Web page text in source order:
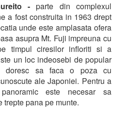
-parte din complexul
a fost construita in 1963 drept
unde este amplasata ofera
asupra Mt. Fuji impreuna cu
timpul ciresilor infloriti si a
un loc indeosebi de popular
doresc sa faca o poza cu
ale Japoniei. Pentru a
este necesar sa
trepte pana pe munte.